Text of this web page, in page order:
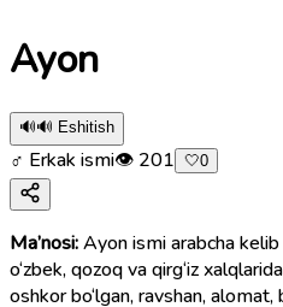
Ayon
🔊🔊 Eshitish
♂ Erkak ismi👁 201 🤍0
Ma’nosi:Ayon ismi arabcha kelib
o‘zbek, qozoq va qirg‘iz
oshkor bo‘lgan, ravshan,